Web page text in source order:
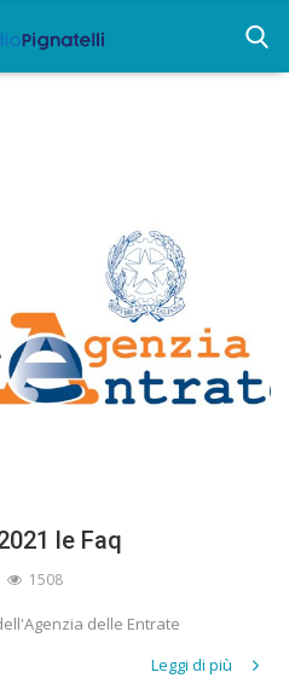
le Faq
1508
delle Entrate
Leggi di più